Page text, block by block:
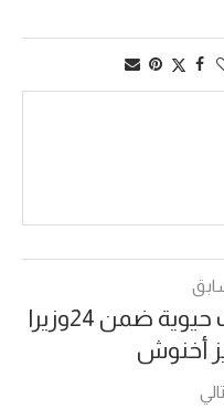
7 نساء وزيرات في قطاعات حيوية ضمن 24وزيرا
أخنوش